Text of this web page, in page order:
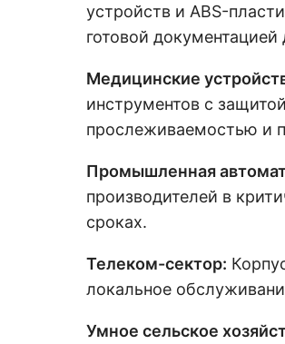
устройств и ABS-
готовой
Медицинские
инструментов с
прослеживаемостью и
Промышленная
производителей в
сроках.
Телеком-сектор:
локальное
Умное сельское